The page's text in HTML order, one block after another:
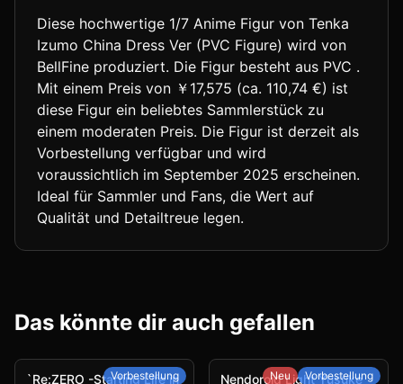
Diese hochwertige 1/7 Anime Figur von Tenka
Izumo China Dress Ver (PVC Figure) wird von
BellFine produziert. Die Figur besteht aus PVC .
Mit einem Preis von ￥17,575 (ca. 110,74 €) ist
diese Figur ein beliebtes Sammlerstück zu
einem moderaten Preis. Die Figur ist derzeit als
Vorbestellung verfügbar und wird
voraussichtlich im September 2025 erscheinen.
Ideal für Sammler und Fans, die Wert auf
Qualität und Detailtreue legen.
Das könnte dir auch gefallen
Vorbestellung
`Re:ZERO -Starting Life in Neu Vorbestellung
Nendoroid Light Yusuke